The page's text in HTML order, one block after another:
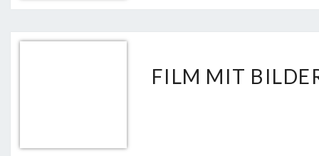
FILM MIT